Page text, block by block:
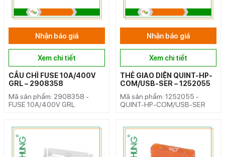
Nhận báo giá
Xem chi tiết
CẦU CHÌ FUSE 10A/400V
GRL – 2908358
Mã sản phẩm: 2908358 -
FUSE 10A/400V GRL
Nhận báo giá
Xem chi tiết
THẺ GIAO DIỆN QUINT-HP-
COM/USB-SER – 1252055
Mã sản phẩm: 1252055 -
QUINT-HP-COM/USB-SER